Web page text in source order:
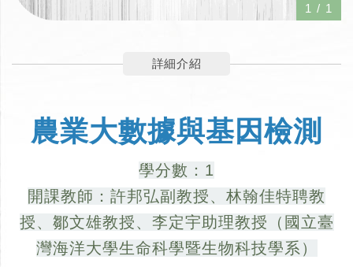
1 / 1
詳細介紹
農業大數據與基因檢測
學分數：1
開課教師：許邦弘副教授、林翰佳特聘教
授、鄒文雄教授、李定宇助理教授（國立臺
灣海洋大學生命科學暨生物科技學系）